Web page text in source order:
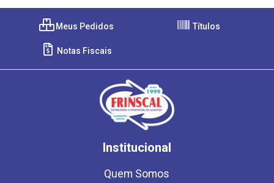
Meus Pedidos Títulos
Notas Fiscais
Institucional
Quem Somos